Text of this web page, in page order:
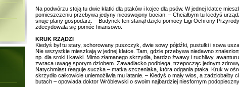
Na podwórzu stoją tu dwie klatki dla ptaków i kojec dla psów. W jednej klatce
pomieszczeniu przebywa jedyny nieoswojony bocian. – Chciałbym tu kiedyś
snuje plany gospodarz. – Budynek ten stanął dzięki pomocy Ligi Ochrony
zdecydowała się pomóc finansowo.
KRUK RZĄDZI
Kiedyś był tu stary, schorowany puszczyk, dwie sowy pójdźki, pustułki i sowa
Nie wszystkie mieszkają w jednej klatce. Tam, gdzie przebywa niedawno
np. dla sroki i kawki. Mimo złamanego skrzydła, bardzo żwawy i ruchliwy,
zwraca uwagę sporym dziobem. Zawadiacko podbiega, trzepocząc jednym
Natychmiast reaguje suczka – matka szczeniaka, która odgania ptaka. Kruk w
skrzydło całkowicie uniemożliwia mu latanie. – Kiedyś o mały włos, a
butach – opowiada doktor Wróblewski o swoim najbardziej niesfornym